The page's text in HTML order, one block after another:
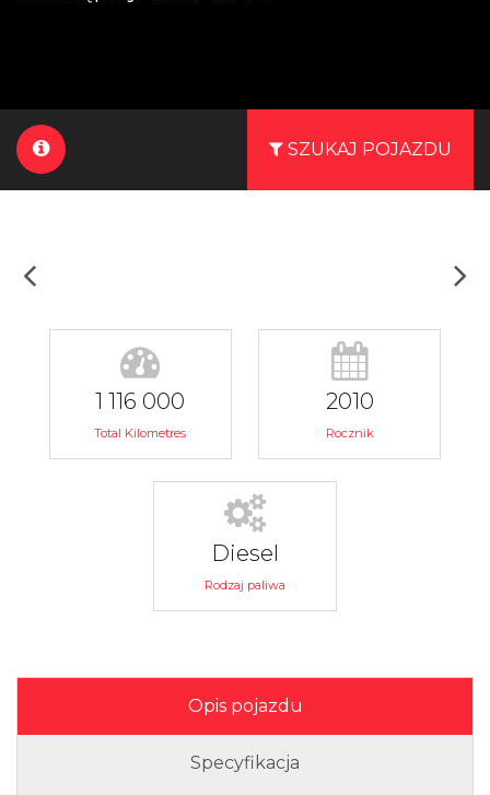
SZUKAJ POJAZDU
1 116 000
Total Kilometres
2010
Rocznik
Diesel
Rodzaj paliwa
Opis pojazdu
Specyfikacja